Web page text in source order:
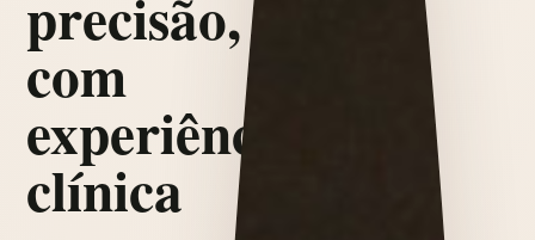
precisão,
com
experiência
clínica